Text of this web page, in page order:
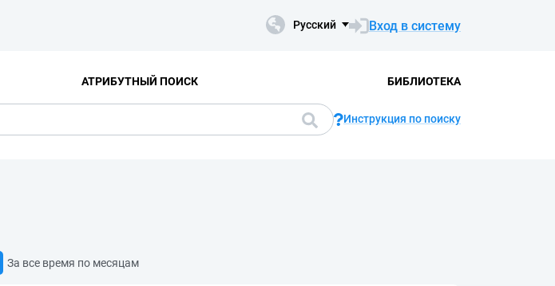
Русский Вход в систему
АТРИБУТНЫЙ ПОИСК БИБЛИОТЕКА
Инструкция по поиску
За все время по месяцам